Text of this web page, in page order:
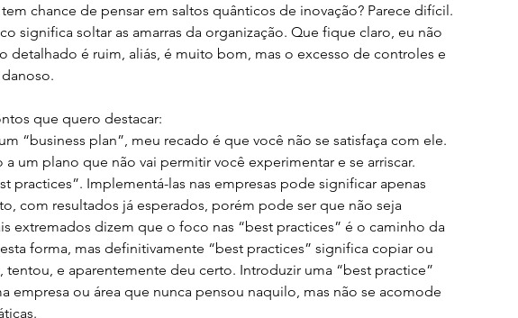
chance de pensar em saltos quânticos de inovação? Parece difícil.
significa soltar as amarras da organização. Que fique claro, eu não
detalhado é ruim, aliás, é muito bom, mas o excesso de controles e
que quero destacar:
“business plan”, meu recado é que você não se satisfaça com ele.
um plano que não vai permitir você experimentar e se arriscar.
practices”. Implementá-las nas empresas pode significar apenas
com resultados já esperados, porém pode ser que não seja
extremados dizem que o foco nas “best practices” é o caminho da
forma, mas definitivamente “best practices” significa copiar ou
tentou, e aparentemente deu certo. Introduzir uma “best practice”
empresa ou área que nunca pensou naquilo, mas não se acomode